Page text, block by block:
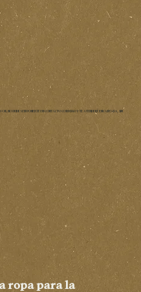
NO DUDES EN PONERTE EN CONTACTO CONMIGO Y TE ATENDERÉ ENCANTADA, SIN
ropa para la